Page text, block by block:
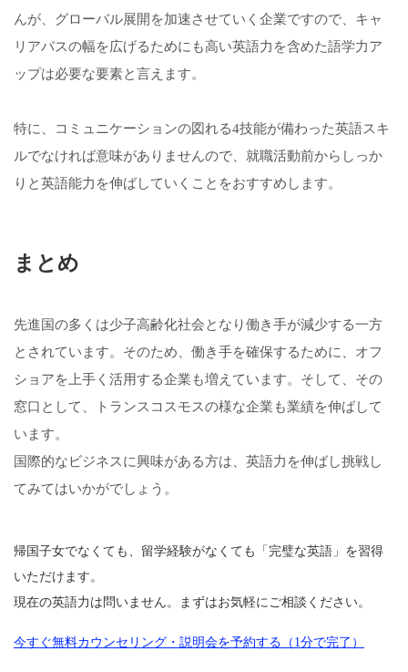
んが、グローバル展開を加速させていく企業ですので、キャ
リアパスの幅を広げるためにも高い英語力を含めた語学力ア
ップは必要な要素と言えます。
特に、コミュニケーションの図れる4技能が備わった英語スキ
ルでなければ意味がありませんので、就職活動前からしっか
りと英語能力を伸ばしていくことをおすすめします。
まとめ
先進国の多くは少子高齢化社会となり働き手が減少する一方
とされています。そのため、働き手を確保するために、オフ
ショアを上手く活用する企業も増えています。そして、その
窓口として、トランスコスモスの様な企業も業績を伸ばして
います。
国際的なビジネスに興味がある方は、英語力を伸ばし挑戦し
てみてはいかがでしょう。
帰国子女でなくても、留学経験がなくても「完璧な英語」を習得
いただけます。
現在の英語力は問いません。まずはお気軽にご相談ください。
今すぐ無料カウンセリング・説明会を予約する（1分で完了）